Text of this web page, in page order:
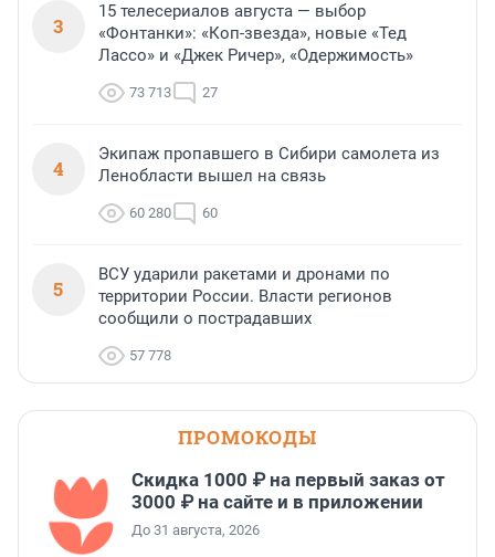
3
15 телесериалов августа — выбор
«Фонтанки»: «Коп-звезда», новые «Тед
Лассо» и «Джек Ричер», «Одержимость»
73 713 27
4
Экипаж пропавшего в Сибири самолета из
Ленобласти вышел на связь
60 280 60
5
ВСУ ударили ракетами и дронами по
территории России. Власти регионов
сообщили о пострадавших
57 778
ПРОМОКОДЫ
Скидка 1000 ₽ на первый заказ от
3000 ₽ на сайте и в приложении
До 31 августа, 2026